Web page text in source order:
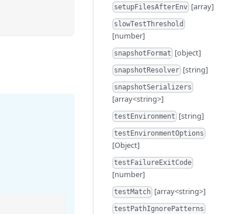
setupFilesAfterEnv [array]
slowTestThreshold
[number]
snapshotFormat [object]
snapshotResolver [string]
snapshotSerializers
[array<string>]
testEnvironment [string]
testEnvironmentOptions
[Object]
testFailureExitCode
[number]
testMatch [array<string>]
testPathIgnorePatterns